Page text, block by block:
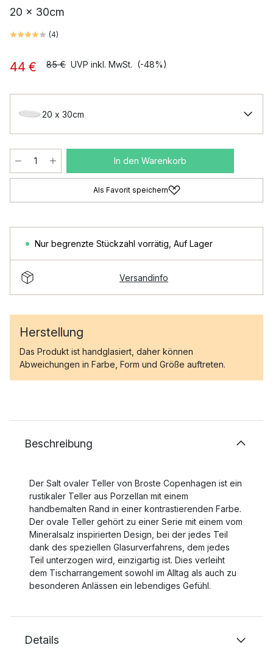
20 x 30cm
(4)
44 € 85 € UVP inkl. MwSt. (-48%)
20 x 30cm
In den Warenkorb
Als Favorit speichern
Nur begrenzte Stückzahl vorrätig Auf Lager
Versandinfo
Herstellung
Das Produkt ist handglasiert, daher können
Abweichungen in Farbe, Form und Größe auftreten.
Beschreibung
Der Salt ovaler Teller von Broste Copenhagen ist ein
rustikaler Teller aus Porzellan mit einem
handbemalten Rand in einer kontrastierenden Farbe.
Der ovale Teller gehört zu einer Serie mit einem vom
Mineralsalz inspirierten Design, bei der jedes Teil
dank des speziellen Glasurverfahrens, dem jedes
Teil unterzogen wird, einzigartig ist. Dies verleiht
dem Tischarrangement sowohl im Alltag als auch zu
besonderen Anlässen ein lebendiges Gefühl.
Details